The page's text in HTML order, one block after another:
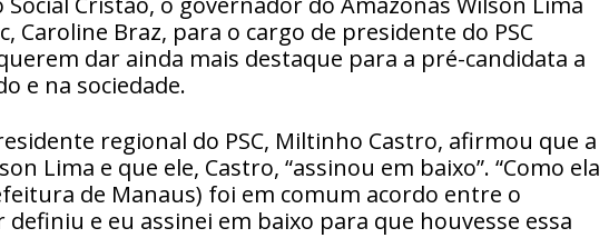
Caroline Braz, para o cargo de presidente do PSC
dar ainda mais destaque para a pré-candidata a
e na sociedade.
regional do PSC, Miltinho Castro, afirmou que a
Lima e que ele, Castro, “assinou em baixo”. “Como ela
de Manaus) foi em comum acordo entre o
e eu assinei em baixo para que houvesse essa